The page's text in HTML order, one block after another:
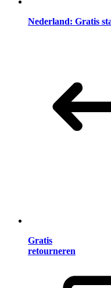
Nederland: Gratis
Gratis
retourneren